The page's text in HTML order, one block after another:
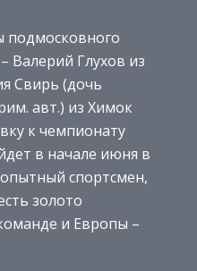
Валерий Глухов из
Свирь (дочь
авт.) из Химок
к чемпионату
в начале июня в
спортсмен,
золото
и Европы –